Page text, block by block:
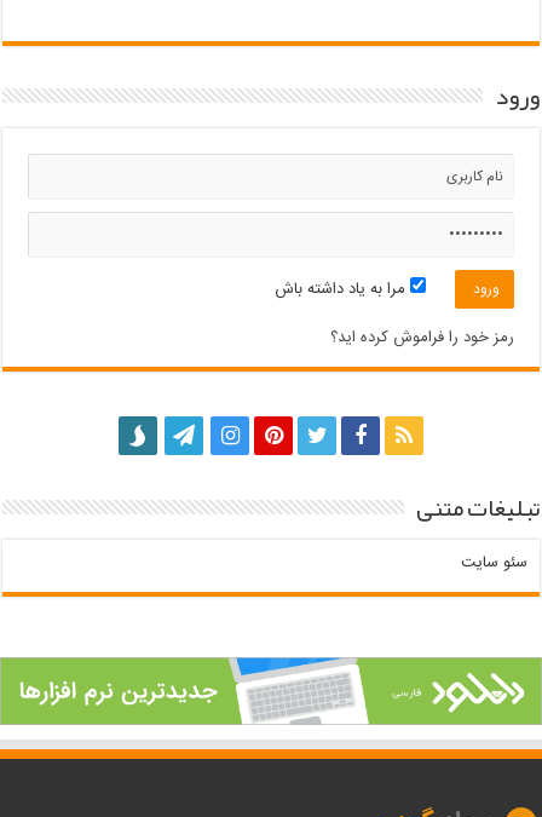
ورود
مرا به یاد داشته باش
رمز خود را فراموش کرده اید؟
تبلیغات متنی
سئو سایت